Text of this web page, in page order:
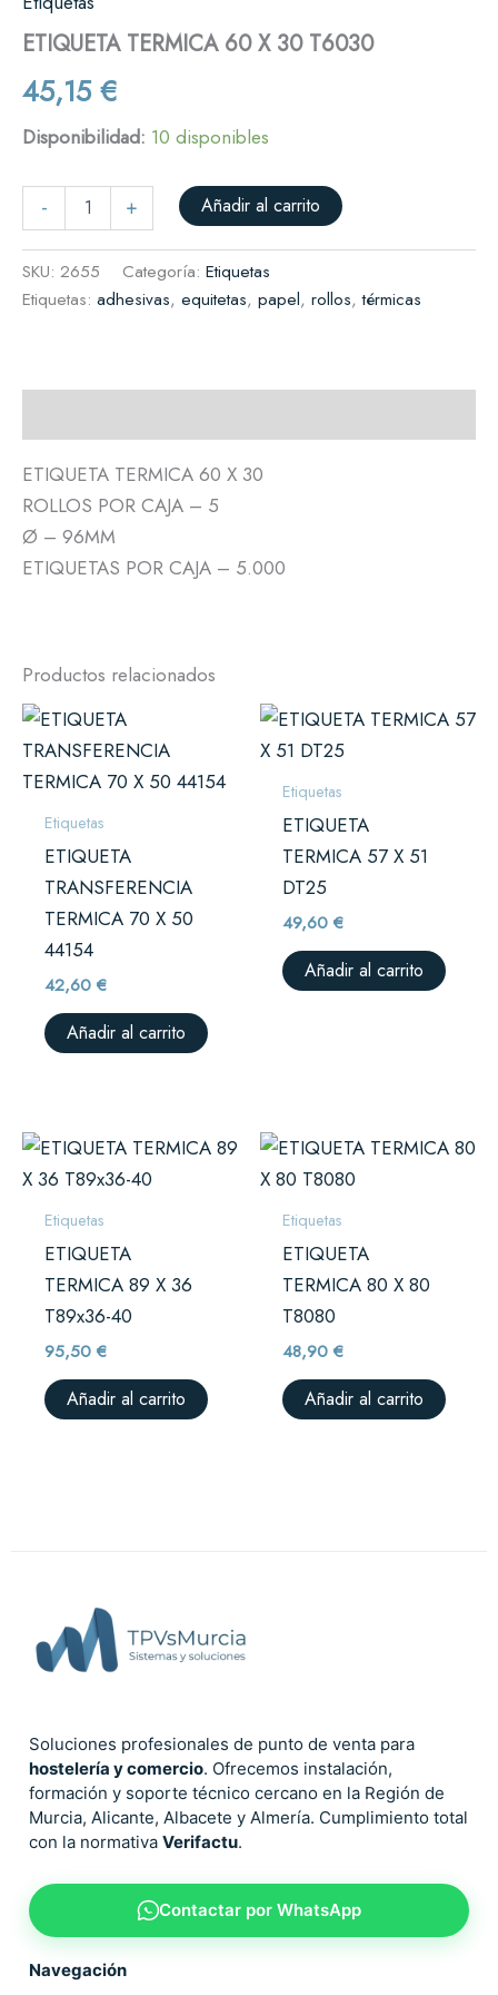
ETIQUETA TERMICA 60 X 30 T6030
45,15 €
Disponibilidad: 10 disponibles
- + Añadir al carrito
SKU: 2655 Categoría: Etiquetas
Etiquetas: adhesivas, equitetas, papel, rollos,térmicas
ETIQUETA TERMICA 60 X 30
ROLLOS POR CAJA – 5
Ø – 96MM
ETIQUETAS POR CAJA – 5.000
Productos relacionados
Etiquetas
ETIQUETA
TRANSFERENCIA
TERMICA 70 X 50
44154
42,60€
Añadir al carrito
Etiquetas
ETIQUETA
TERMICA 57 X 51
DT25
49,60€
Añadir al carrito
Etiquetas
ETIQUETA
TERMICA 89 X 36
T89x36-40
95,50€
Añadir al carrito
Etiquetas
ETIQUETA
TERMICA 80 X 80
T8080
48,90€
Añadir al carrito
Soluciones profesionales de punto de venta para
hostelería y comercio. Ofrecemos instalación,
formación y soporte técnico cercano en la Región de
Murcia, Alicante, Albacete y Almería. Cumplimiento total
con la normativa Verifactu.
Contactar por WhatsApp
Navegación